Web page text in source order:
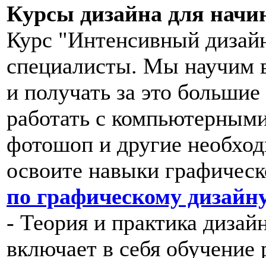
Курсы дизайна для
Курс "Интенсивный
специалисты. Мы научим
и получать за это
работать с
фотошоп и другие
освоите навыки
по графическому
- Теория и практика
включает в себя